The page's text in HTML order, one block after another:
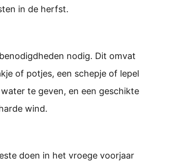
in de herfst.
nodig. Dit omvat
of potjes, een schepje of lepel
te geven, en een geschikte
wind.
doen in het vroege voorjaar